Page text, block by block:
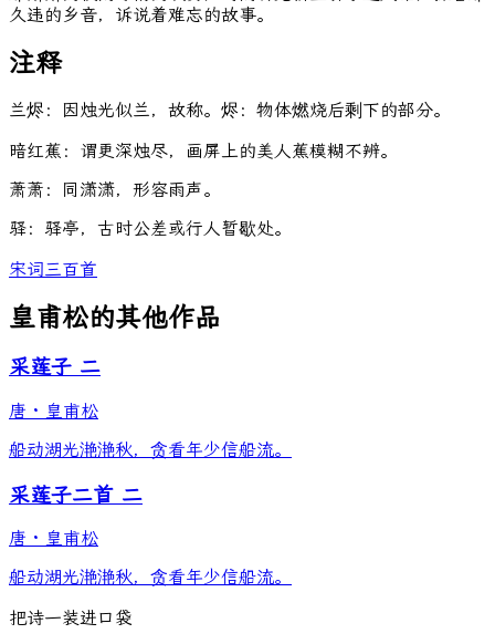
久违的乡音，诉说着难忘的故事。
注释
兰烬：因烛光似兰，故称。烬：物体燃烧后剩下的部分。
暗红蕉：谓更深烛尽，画屏上的美人蕉模糊不辨。
萧萧：同潇潇，形容雨声。
驿：驿亭，古时公差或行人暂歇处。
宋词三百首
皇甫松的其他作品
采莲子 二
唐 · 皇甫松
船动湖光滟滟秋，贪看年少信船流。
采莲子二首 二
唐 · 皇甫松
船动湖光滟滟秋，贪看年少信船流。
把诗一装进口袋